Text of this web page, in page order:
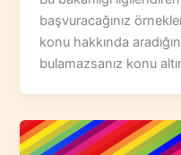
başvuracağınız
konu hakkında
bulamazsanız konu